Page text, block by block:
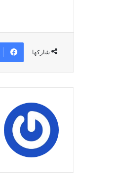
شاركها